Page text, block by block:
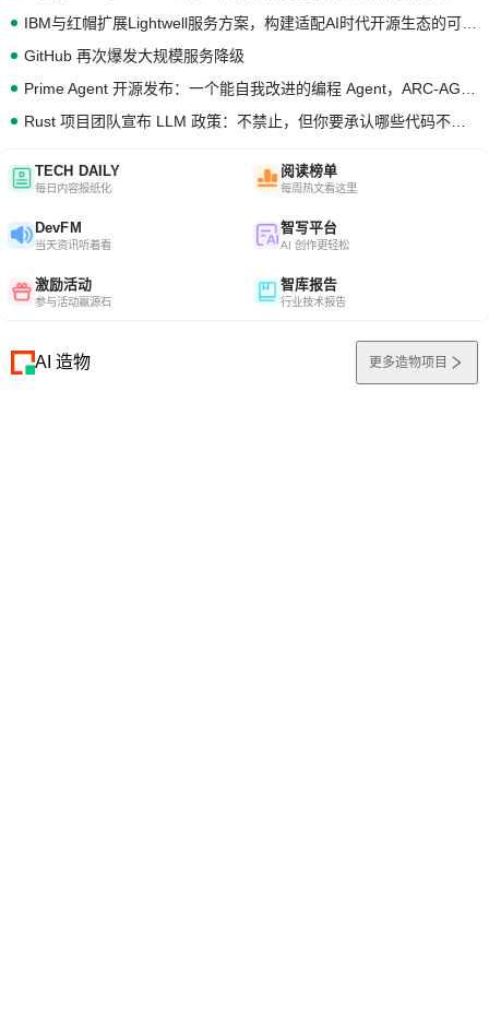
GitHub 再次爆发大规模服务降级
TECH DAILY
每日内容报纸化
阅读榜单
每周热文看这里
DevFM
当天资讯听着看
智写平台
AI 创作更轻松
激励活动
参与活动赢源石
智库报告
行业技术报告
AI 造物 更多造物项目